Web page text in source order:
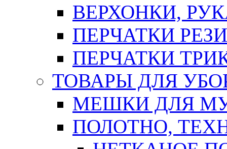
ВЕРХОНКИ,
ПЕРЧАТКИ
ПЕРЧАТКИ
ТОВАРЫ ДЛЯ
МЕШКИ ДЛЯ
ПОЛОТНО,